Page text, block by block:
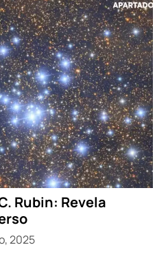
Rubin: Revela
2025